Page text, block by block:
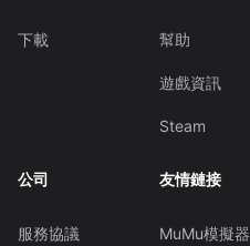
下載 幫助
遊戲資訊
Steam
公司
服務協議
友情鏈接
MuMu模擬器